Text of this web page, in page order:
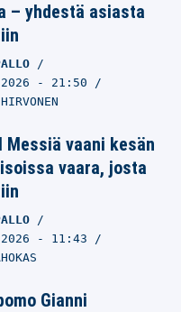
– yhdestä asiasta
- 21:50
Messiä vaani kesän
vaara, josta
- 11:43
Gianni